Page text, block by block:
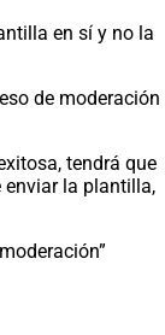
en sí y no la
de moderación
tendrá que
enviar la plantilla,